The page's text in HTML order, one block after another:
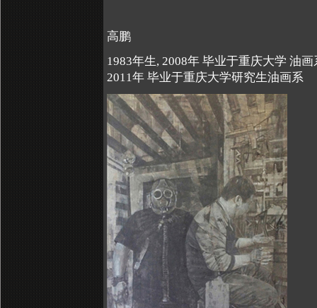
高鹏
1983年生, 2008年 毕业于重庆大学 油画
2011年 毕业于重庆大学研究生油画系